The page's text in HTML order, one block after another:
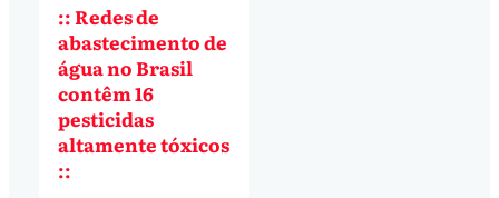
:: Redes de
abastecimento de
água no Brasil
contêm 16
pesticidas
altamente tóxicos
::